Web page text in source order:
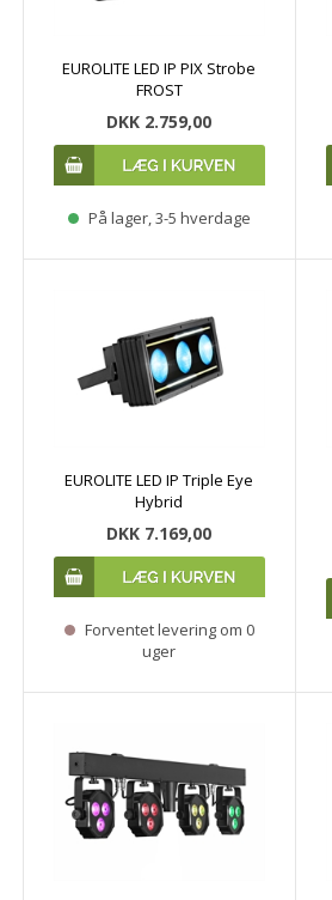
EUROLITE LED IP PIX Strobe
FROST
DKK 2.759,00
På lager, 3-5 hverdage
EUROLITE LED IP Triple Eye
Hybrid
DKK 7.169,00
Forventet levering om 0
uger